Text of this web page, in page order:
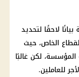
بيانًا لاحقًا لتحديد
الخاص، حيث
لكن غالبًا
للعاملين.